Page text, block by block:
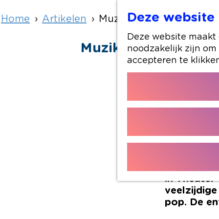
Deze
Deze website
noodzakelijk zijn
accepteren te
Home Artikelen Muzikale bandavond
Muzikale
Op
betreden
in Theater
pop. De